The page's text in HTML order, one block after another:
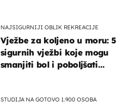
NAJSIGURNIJI OBLIK REKREACIJE
Vježbe za koljeno u moru: 5
sigurnih vježbi koje mogu
smanjiti bol i poboljšati
STUDIJA NA GOTOVO 1.900 OSOBA